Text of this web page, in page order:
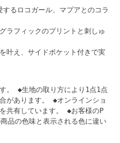
るロコガール、マプアとのコラ
ラフィックのプリントと刺しゅ
叶え、サイドポケット付きで実
。 ◆生地の取り方により1点1点
があります。 ◆オンラインショ
共有しています。 ◆お客様のP
品の色味と表示される色に違い